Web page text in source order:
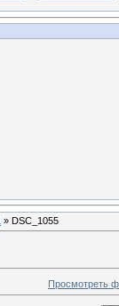
» DSC_1055
Просмотреть